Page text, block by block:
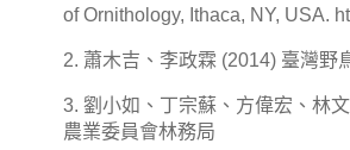
of Ornithology, Ithaca, NY, USA.
2. 蕭木吉、李政霖 (2014) 臺灣
3. 劉小如、丁宗蘇、方偉宏、林
農業委員會林務局